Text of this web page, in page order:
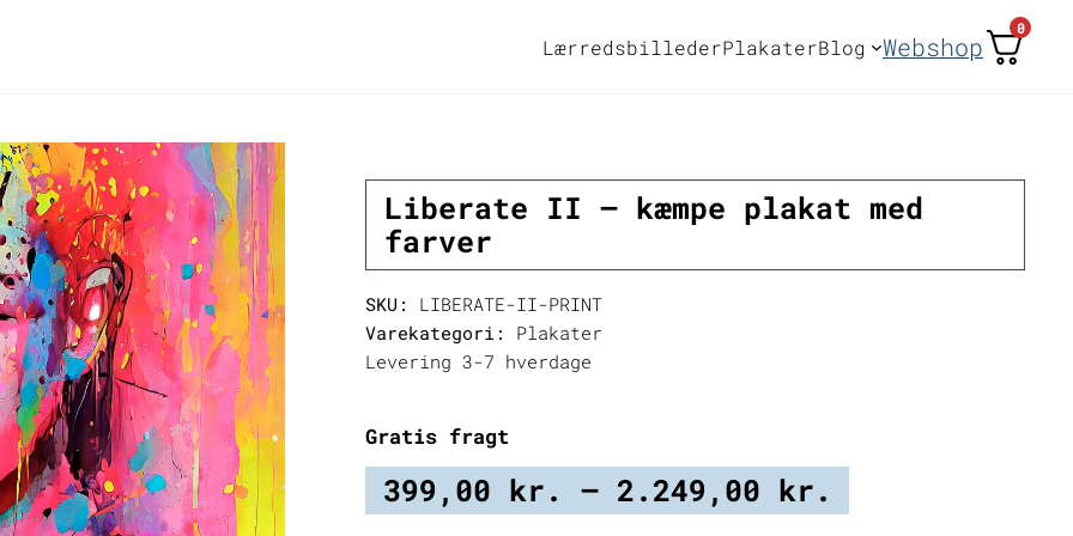
LærredsbillederPlakaterBlog Webshop
0
Liberate II – kæmpe plakat med
farver
SKU:
LIBERATE-II-PRINT
Varekategori:
Plakater
Levering 3-7 hverdage
Gratis fragt
399,00 kr. – 2.249,00 kr.
399,00 kr.